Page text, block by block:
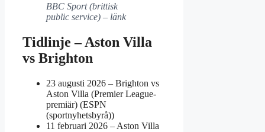
BBC Sport (brittisk
public service) – länk
Tidlinje – Aston Villa
vs Brighton
23 augusti 2026 – Brighton vs
Aston Villa (Premier League-
premiär) (ESPN
(sportnyhetsbyrå))
11 februari 2026 – Aston Villa